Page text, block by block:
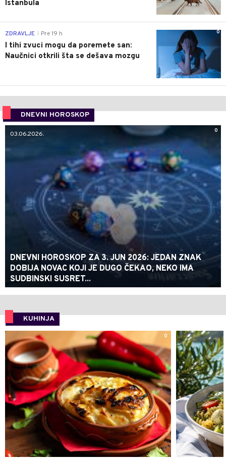
Istanbula
0
ZDRAVLJE Pre 19 h
I tihi zvuci mogu da poremete san:
Naučnici otkrili šta se dešava mozgu
DNEVNI HOROSKOP
0
03.06.2026.
DNEVNI HOROSKOP ZA 3. JUN 2026: JEDAN ZNAK
DOBIJA NOVAC KOJI JE DUGO ČEKAO, NEKO IMA
SUDBINSKI SUSRET...
KUHINJA
0